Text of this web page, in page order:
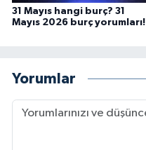
31 Mayıs hangi burç? 31
Mayıs 2026 burç yorumları!
Yorumlar